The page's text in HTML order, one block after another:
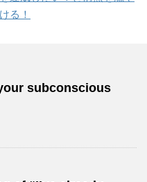
る！
subconscious